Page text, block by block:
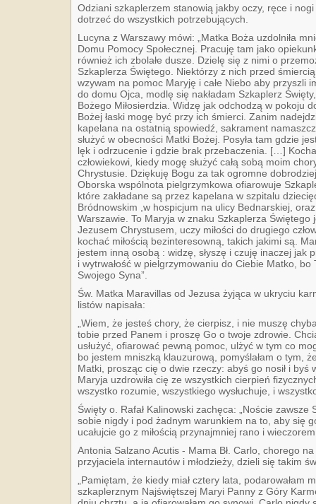
Odziani szkaplerzem stanowią jakby oczy, ręce i
dotrzeć do wszystkich potrzebujących.
Lucyna z Warszawy mówi: „Matka Boża uzdolniła
Domu Pomocy Społecznej. Pracuję tam jako
również ich zbolałe dusze. Dzielę się z nimi o
Szkaplerza Świętego. Niektórzy z nich przed
wzywam na pomoc Maryję i całe Niebo aby przyszli
do domu Ojca, modlę się nakładam Szkaplerz
Bożego Miłosierdzia. Widzę jak odchodzą w pokoju
Bożej łaski mogę być przy ich śmierci. Zanim
kapelana na ostatnią spowiedź, sakrament
służyć w obecności Matki Bożej. Posyła tam gdzie
lęk i odrzucenie i gdzie brak przebaczenia. […]
człowiekowi, kiedy mogę służyć całą sobą moim
Chrystusie. Dziękuję Bogu za tak ogromne
Oborska wspólnota pielgrzymkowa ofiarowuje
które zakładane są przez kapelana w szpitalu
Bródnowskim ,w hospicjum na ulicy Bednarskiej,
Warszawie. To Maryja w znaku Szkaplerza Świętego
Jezusem Chrystusem, uczy miłości do drugiego
kochać miłością bezinteresowną, takich jakimi są.
jestem inną osobą : widzę, słyszę i czuję inaczej
i wytrwałość w pielgrzymowaniu do Ciebie Matko,
Swojego Syna”.
Św. Matka Maravillas od Jezusa żyjąca w ukryciu
listów napisała:
„Wiem, że jesteś chory, że cierpisz, i nie muszę
tobie przed Panem i proszę Go o twoje zdrowie.
usłużyć, ofiarować pewną pomoc, ulżyć w tym co
bo jestem mniszką klauzurową, pomyślałam o tym,
Matki, prosząc cię o dwie rzeczy: abyś go nosił i byś
Maryja uzdrowiła cię ze wszystkich cierpień
wszystko rozumie, wszystkiego wysłuchuje, i
Święty o. Rafał Kalinowski zachęca: „Noście
sobie nigdy i pod żadnym warunkiem na to, aby się
ucałujcie go z miłością przynajmniej rano i
Antonia Salzano Acutis - Mama Bł. Carlo, chorego
przyjaciela internautów i młodzieży, dzieli się takim
„Pamiętam, że kiedy miał cztery lata, podarowałam
szkaplerznym Najświętszej Maryi Panny z Góry